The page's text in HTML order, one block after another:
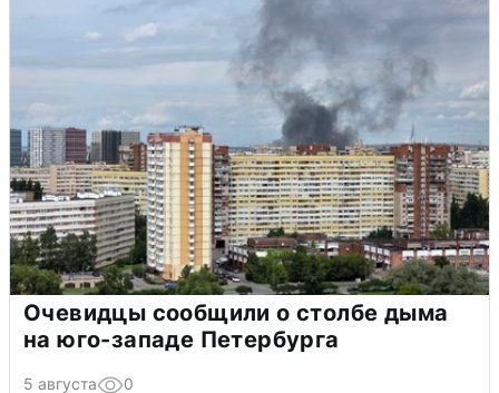
Очевидцы сообщили о столбе дыма
на юго-западе Петербурга
5 августа 0